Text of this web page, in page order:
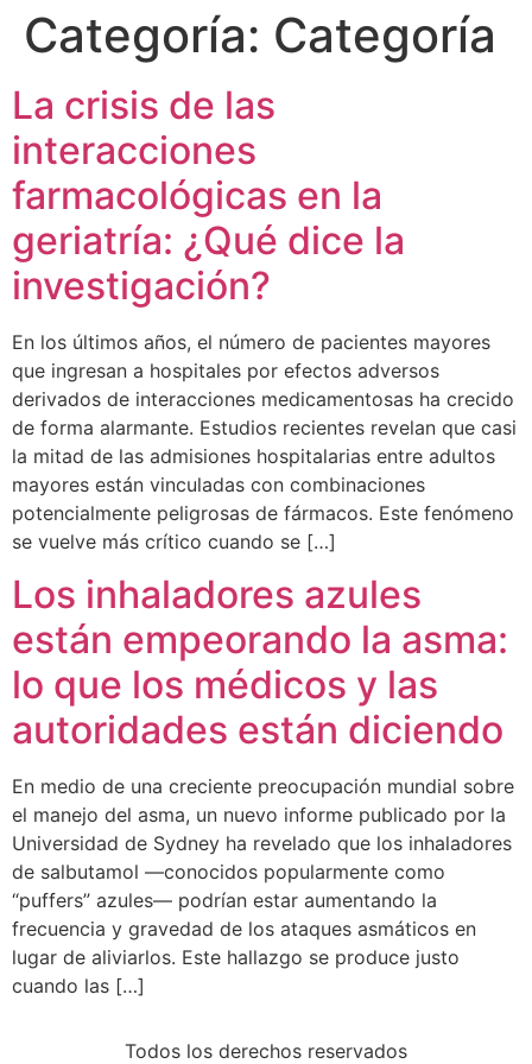
Categoría: Categoría
La crisis de las
interacciones
farmacológicas en la
geriatría: ¿Qué dice la
investigación?
En los últimos años, el número de pacientes mayores
que ingresan a hospitales por efectos adversos
derivados de interacciones medicamentosas ha crecido
de forma alarmante. Estudios recientes revelan que casi
la mitad de las admisiones hospitalarias entre adultos
mayores están vinculadas con combinaciones
potencialmente peligrosas de fármacos. Este fenómeno
se vuelve más crítico cuando se […]
Los inhaladores azules
están empeorando la asma:
lo que los médicos y las
autoridades están diciendo
En medio de una creciente preocupación mundial sobre
el manejo del asma, un nuevo informe publicado por la
Universidad de Sydney ha revelado que los inhaladores
de salbutamol —conocidos popularmente como
“puffers” azules— podrían estar aumentando la
frecuencia y gravedad de los ataques asmáticos en
lugar de aliviarlos. Este hallazgo se produce justo
cuando las […]
Todos los derechos reservados